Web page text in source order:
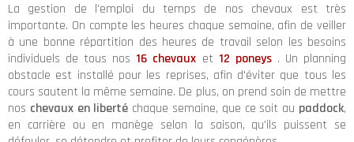
La gestion de l'emploi du temps de nos chevaux est très
importante. On compte les heures chaque semaine, afin de veiller
à une bonne répartition des heures de travail selon les besoins
individuels de tous nos 16 chevaux et 12 poneys . Un planning
obstacle est installé pour les reprises, afin d'éviter que tous les
cours sautent la même semaine. De plus, on prend soin de mettre
nos chevaux en liberté chaque semaine, que ce soit au paddock,
en carrière ou en manège selon la saison, qu'ils puissent se